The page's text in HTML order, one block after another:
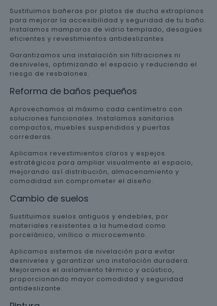
Sustituimos bañeras por platos de ducha extraplanos
para mejorar la accesibilidad y seguridad de tu baño.
Instalamos mamparas de vidrio templado, desagües
eficientes y revestimientos antideslizantes.
Garantizamos una instalación sin filtraciones ni
desniveles, optimizando el espacio y reduciendo el
riesgo de resbalones.
Reforma de baños pequeños
Aprovechamos al máximo cada centímetro con
soluciones funcionales. Instalamos sanitarios
compactos, muebles suspendidos y puertas
correderas.
Aplicamos revestimientos claros y espejos
estratégicos para ampliar visualmente el espacio,
mejorando así distribución, almacenamiento y
comodidad sin comprometer el diseño.
Cambio de suelos
Sustituimos suelos antiguos y endebles, por
materiales resistentes a la humedad como
porcelánico, vinílico o microcemento.
Aplicamos sistemas de nivelación para evitar
desniveles y garantizar una instalación duradera.
Mejoramos el aislamiento térmico y acústico,
proporcionando mayor comodidad y seguridad
antideslizante.